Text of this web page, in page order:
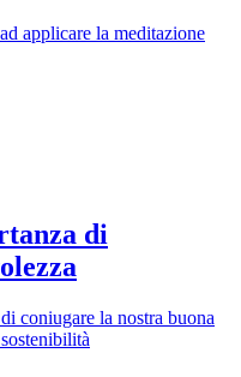
applicare la meditazione
di
coniugare la nostra buona